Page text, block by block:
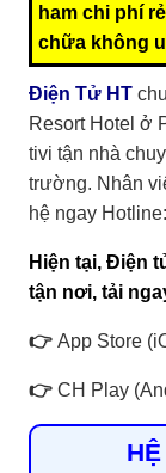
ham chi phí
chữa không
Điện Tử HT
Resort Hotel ở
tivi tận nhà
trường. Nhân
hệ ngay Hotline:
Hiện tại, Điện
tận nơi, tải
👉 App Store
👉 CH Play